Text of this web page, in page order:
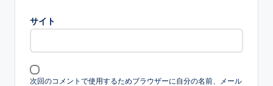
サイト
次回のコメントで使用するためブラウザーに自分の名前、メール